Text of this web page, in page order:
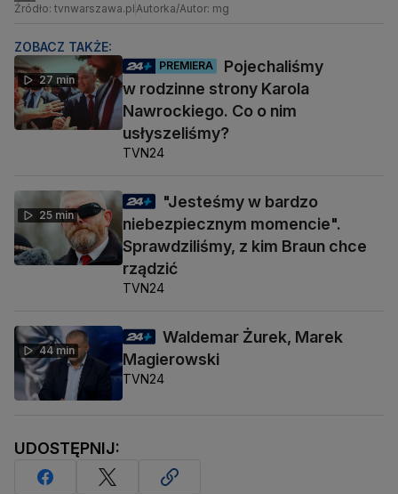
Źródło: tvnwarszawa.pl Autorka/Autor: mg
ZOBACZ TAKŻE:
27 min
PREMIERA
Pojechaliśmy
w rodzinne strony Karola
Nawrockiego. Co o nim
usłyszeliśmy?
TVN24
25 min
"Jesteśmy w bardzo
niebezpiecznym momencie".
Sprawdziliśmy, z kim Braun chce
rządzić
TVN24
44 min
Waldemar Żurek, Marek
Magierowski
TVN24
UDOSTĘPNIJ: